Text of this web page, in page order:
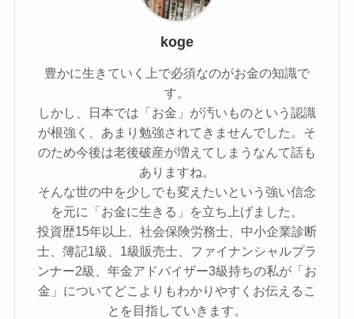
koge
豊かに生きていく上で必須なのがお金の知識で
す。
しかし、日本では「お金」が汚いものという認識
が根強く、あまり勉強されてきませんでした。そ
のため今後は老後破産が増えてしまうなんて話も
ありますね。
そんな世の中を少しでも変えたいという強い信念
を元に「お金に生きる」を立ち上げました。
投資歴15年以上、社会保険労務士、中小企業診断
士、簿記1級、1級販売士、ファイナンシャルプラ
ンナー2級、年金アドバイザー3級持ちの私が「お
金」についてどこよりもわかりやすくお伝えるこ
とを目指していきます。